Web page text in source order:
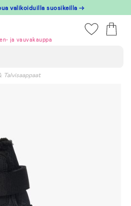
valikoiduilla suosikeilla →
ja vauvakauppa
Talvisaappaat